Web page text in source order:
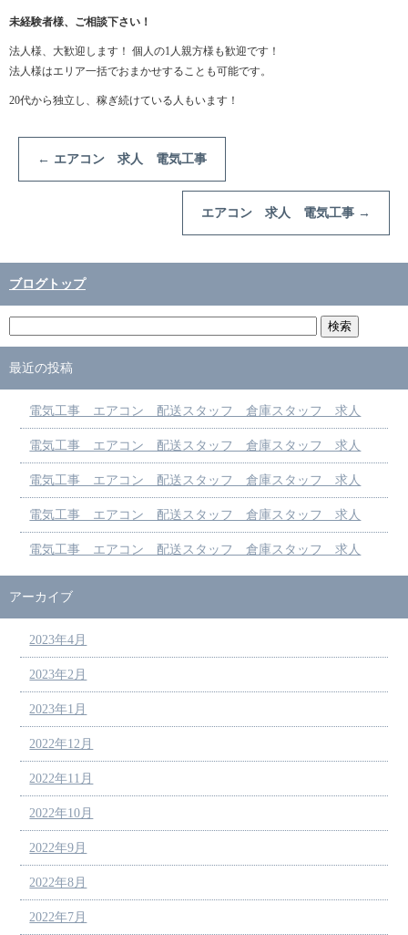
未経験者様、ご相談下さい！
法人様、大歓迎します！ 個人の1人親方様も歓迎です！
法人様はエリア一括でおまかせすることも可能です。
20代から独立し、稼ぎ続けている人もいます！
← エアコン 求人 電気工事
エアコン 求人 電気工事 →
ブログトップ
最近の投稿
電気工事 エアコン 配送スタッフ 倉庫スタッフ 求人
電気工事 エアコン 配送スタッフ 倉庫スタッフ 求人
電気工事 エアコン 配送スタッフ 倉庫スタッフ 求人
電気工事 エアコン 配送スタッフ 倉庫スタッフ 求人
電気工事 エアコン 配送スタッフ 倉庫スタッフ 求人
アーカイブ
2023年4月
2023年2月
2023年1月
2022年12月
2022年11月
2022年10月
2022年9月
2022年8月
2022年7月